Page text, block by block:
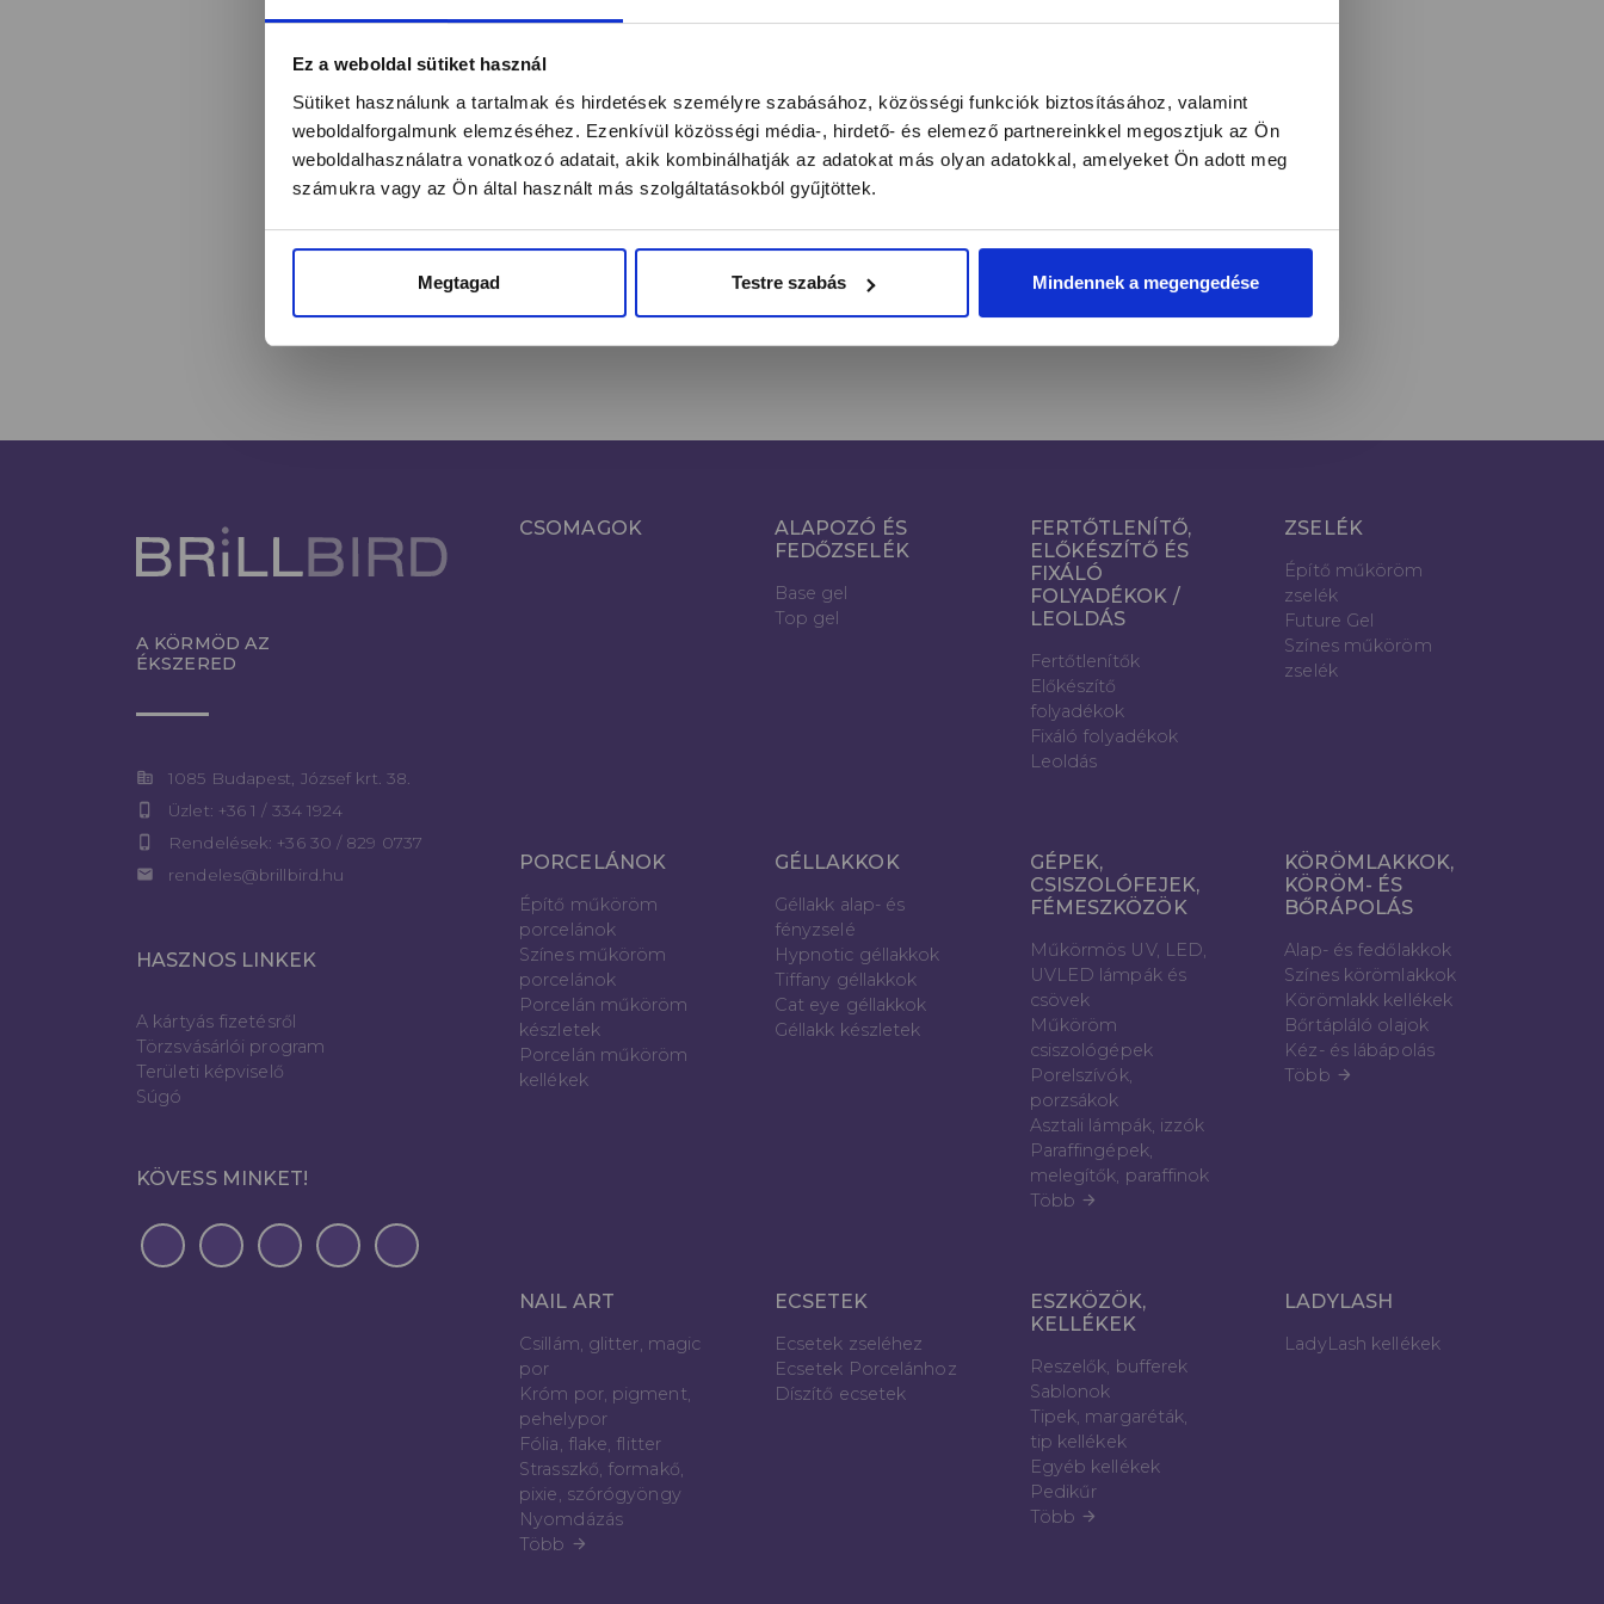
Ez a weboldal sütiket használ
Sütiket használunk a tartalmak és hirdetések személyre szabásához, közösségi funkciók biztosításához, valamint
weboldalforgalmunk elemzéséhez. Ezenkívül közösségi média-, hirdető- és elemező partnereinkkel megosztjuk az Ön
weboldalhasználatra vonatkozó adatait, akik kombinálhatják az adatokat más olyan adatokkal, amelyeket Ön adott meg
számukra vagy az Ön által használt más szolgáltatásokból gyűjtöttek.
Megtagad Testre szabás Mindennek a megengedése
Értesülj egy pillantás alatt a legújabb körmös hírekről, kedvezményekről és újdonságokról!
Név* Email cím* FELIRATKOZOM
Kijelentem, hogy a hozzájárulásomat önkéntesen, az Adatkezelési
szerinti megfelelő tájékoztatás birtokában teszem
CSOMAGOK
ALAPOZÓ ÉS
FEDŐZSELÉK
Base gel
Top gel
FERTŐTLENÍTŐ,
ELŐKÉSZÍTŐ ÉS
FIXÁLÓ
FOLYADÉKOK /
LEOLDÁS
Fertőtlenítők
Előkészítő
folyadékok
Fixáló folyadékok
Leoldás
ZSELÉK
Építő műköröm
zselék
Future Gel
Színes műköröm
zselék
PORCELÁNOK
Építő műköröm
porcelánok
Színes műköröm
porcelánok
Porcelán műköröm
készletek
Porcelán műköröm
kellékek
GÉLLAKKOK
Géllakk alap- és
fényzselé
Hypnotic géllakkok
Tiffany géllakkok
Cat eye géllakkok
Géllakk készletek
GÉPEK,
CSISZOLÓFEJEK,
FÉMESZKÖZÖK
Műkörmös UV, LED,
UVLED lámpák és
csövek
Műköröm
csiszológépek
Porelszívók,
porzsákok
Asztali lámpák, izzók
Paraffingépek,
melegítők, paraffinok
Több arrow_forward
KÖRÖMLAKKOK,
KÖRÖM- ÉS
BŐRÁPOLÁS
Alap- és fedőlakkok
Színes körömlakkok
Körömlakk kellékek
Bőrtápláló olajok
Kéz- és lábápolás
Több arrow_forward
NAIL ART
Csillám, glitter, magic
por
Króm por, pigment,
pehelypor
Fólia, flake, flitter
Strasszkő, formakő,
pixie, szórógyöngy
Nyomdázás
Több arrow_forward
ECSETEK
Ecsetek zseléhez
Ecsetek Porcelánhoz
Díszítő ecsetek
ESZKÖZÖK,
KELLÉKEK
Reszelők, bufferek
Sablonok
Tipek, margaréták,
tip kellékek
Egyéb kellékek
Pedikűr
Több arrow_forward
LADYLASH
LadyLash kellékek
A KÖRMÖD AZ
ÉKSZERED
corporate_fare 1085 Budapest, József krt. 38.
phone_iphone Üzlet: +36 1 / 334 1924
phone_iphone Rendelések: +36 30 / 829 0737
email rendeles@brillbird.hu
HASZNOS LINKEK
A kártyás fizetésről
Törzsvásárlói program
Területi képviselő
Súgó
KÖVESS MINKET!